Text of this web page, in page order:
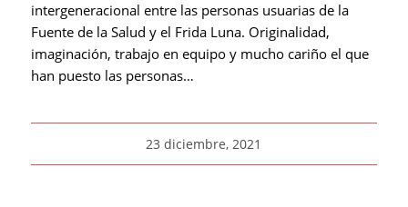
intergeneracional entre las personas usuarias de la
Fuente de la Salud y el Frida Luna. Originalidad,
imaginación, trabajo en equipo y mucho cariño el que
han puesto las personas…
23 diciembre, 2021